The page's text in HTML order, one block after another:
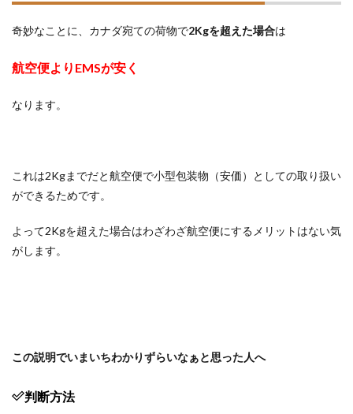
奇妙なことに、カナダ宛ての荷物で2Kgを超えた場合は
航空便よりEMSが安く
なります。
これは2Kgまでだと航空便で小型包装物（安価）としての取り扱い
ができるためです。
よって2Kgを超えた場合はわざわざ航空便にするメリットはない気
がします。
この説明でいまいちわかりずらいなぁと思った人へ
判断方法